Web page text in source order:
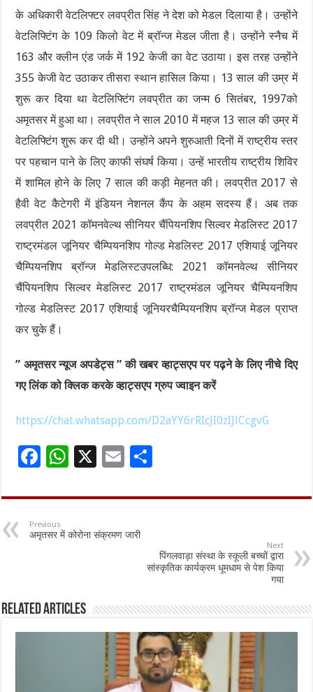
के अधिकारी वेटलिफ्टर लवप्रीत सिंह ने देश को मेडल दिलाया है। उन्होंने
वेटलिफ्टिंग के 109 किलो वेट में ब्रॉन्ज मेडल जीता है। उन्होंने स्नैच में
163 और क्लीन एंड जर्क में 192 केजी का वेट उठाया। इस तरह उन्होंने
355 केजी वेट उठाकर तीसरा स्थान हासिल किया। 13 साल की उम्र में
शुरू कर दिया था वेटलिफ्टिंग लवप्रीत का जन्म 6 सितंबर, 1997को
अमृतसर में हुआ था। लवप्रीत ने साल 2010 में महज 13 साल की उम्र में
वेटलिफ्टिंग शुरू कर दी थी। उन्होंने अपने शुरुआती दिनों में राष्ट्रीय स्तर
पर पहचान पाने के लिए काफी संघर्ष किया। उन्हें भारतीय राष्ट्रीय शिविर
में शामिल होने के लिए 7 साल की कड़ी मेहनत की। लवप्रीत 2017 से
हैवी वेट कैटेगरी में इंडियन नेशनल कैंप के अहम सदस्य हैं। अब तक
लवप्रीत 2021 कॉमनवेल्थ सीनियर चैंपियनशिप सिल्वर मेडलिस्ट 2017
राष्ट्रमंडल जूनियर चैम्पियनशिप गोल्ड मेडलिस्ट 2017 एशियाई जूनियर
चैम्पियनशिप ब्रॉन्ज मेडलिस्टउपलब्धि: 2021 कॉमनवेल्थ सीनियर
चैंपियनशिप सिल्वर मेडलिस्ट 2017 राष्ट्रमंडल जूनियर चैम्पियनशिप
गोल्ड मेडलिस्ट 2017 एशियाई जूनियरचैम्पियनशिप ब्रॉन्ज मेडल प्राप्त
कर चुके हैं।
” अमृतसर न्यूज अपडेट्स ” की खबर व्हाट्सएप पर पढ़ने के लिए नीचे दिए
गए लिंक को क्लिक करके व्हाट्सएप ग्रुप ज्वाइन करें
https://chat.whatsapp.com/D2aYY6rRIcJI0zIJlCcgvG
F
e
b
o
W
at
sA
p
X
E
ai ar
Previous
अमृतसर में कोरोना संक्रमण जारी
Next
पिंगलवाड़ा संस्था के स्कूली बच्चों द्वारा
सांस्कृतिक कार्यक्रम धूमधाम से पेश किया
गया
Related Articles